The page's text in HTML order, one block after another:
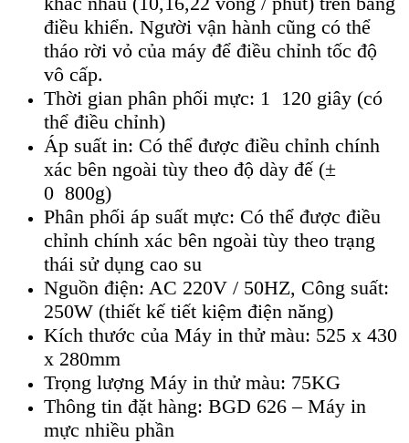
điều khiển. Người vận hành cũng có thể
tháo rời vỏ của máy để điều chỉnh tốc độ
vô cấp.
Thời gian phân phối mực: 1 120 giây (có
thể điều chỉnh)
Áp suất in: Có thể được điều chỉnh chính
xác bên ngoài tùy theo độ dày đế (±
0 800g)
Phân phối áp suất mực: Có thể được điều
chỉnh chính xác bên ngoài tùy theo trạng
thái sử dụng cao su
Nguồn điện: AC 220V / 50HZ, Công suất:
250W (thiết kế tiết kiệm điện năng)
Kích thước của Máy in thử màu: 525 x 430
x 280mm
Trọng lượng Máy in thử màu: 75KG
Thông tin đặt hàng: BGD 626 – Máy in
mực nhiều phần